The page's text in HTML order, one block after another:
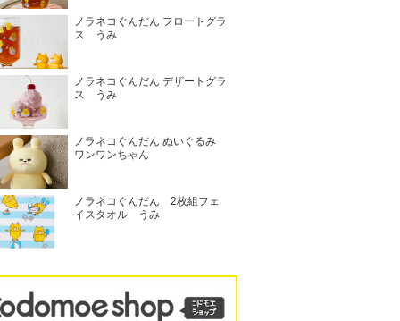
ノラネコぐんだん フロートグラ
ス うみ
ノラネコぐんだん デザートグラ
ス うみ
ノラネコぐんだん ぬいぐるみ
ワンワンちゃん
ノラネコぐんだん 2枚組フェ
イスタオル うみ